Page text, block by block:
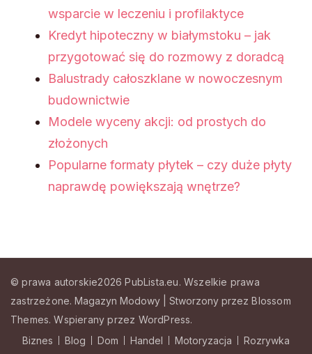
wsparcie w leczeniu i profilaktyce
Kredyt hipoteczny w białymstoku – jak
przygotować się do rozmowy z doradcą
Balustrady całoszklane w nowoczesnym
budownictwie
Modele wyceny akcji: od prostych do
złożonych
Popularne formaty płytek – czy duże płyty
naprawdę powiększają wnętrze?
© prawa autorskie2026PubLista.eu. Wszelkie prawa
zastrzeżone. Magazyn Modowy | Stworzony przezBlossom
Themes. Wspierany przez WordPress.
Biznes
Blog Dom Handel Motoryzacja Rozrywka